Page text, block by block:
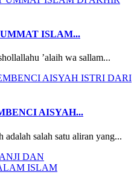
ISLAM...
’alaih wa sallam...
AISYAH...
adalah salah satu aliran yang...